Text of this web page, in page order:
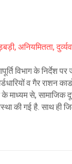
अनियमितता,
विभाग के निर्देश
व गैर राशन
के माध्यम से, सामाजिक
की गई है. साथ ही